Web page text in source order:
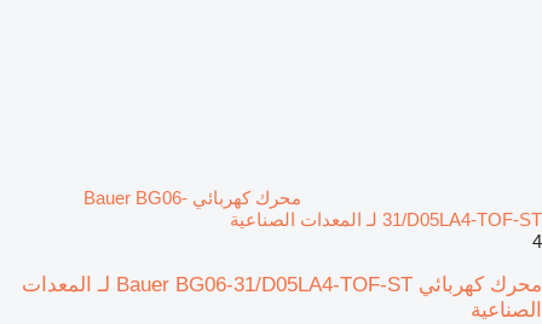
محرك كهربائي Bauer BG06-
31/D05LA4-TOF-ST لـ المعدات الصناعية
4
محرك كهربائي Bauer BG06-31/D05LA4-TOF-ST لـ المعدات
الصناعية